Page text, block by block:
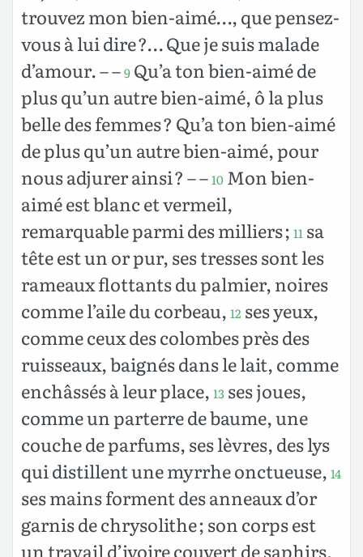
trouvez mon bien-aimé…, que pensez-
vous à lui dire ?… Que je suis malade
d’amour. – –9 Qu’a ton bien-aimé de
plus qu’un autre bien-aimé, ô la plus
belle des femmes ? Qu’a ton bien-aimé
de plus qu’un autre bien-aimé, pour
nous adjurer ainsi ? – –10 Mon bien-
aimé est blanc et vermeil,
remarquable parmi des milliers ; 11 sa
tête est un or pur, ses tresses sont les
rameaux flottants du palmier, noires
comme l’aile du corbeau, 12 ses yeux,
comme ceux des colombes près des
ruisseaux, baignés dans le lait, comme
enchâssés à leur place, 13 ses joues,
comme un parterre de baume, une
couche de parfums, ses lèvres, des lys
qui distillent une myrrhe onctueuse, 14
ses mains forment des anneaux d’or
garnis de chrysolithe ; son corps est
un travail d’ivoire couvert de saphirs,